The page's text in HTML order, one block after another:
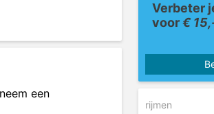
een
Verbeter
voor€
rijmen